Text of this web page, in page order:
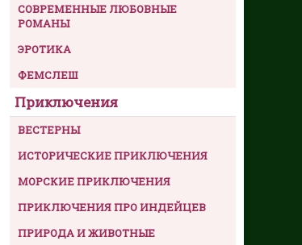
СОВРЕМЕННЫЕ ЛЮБОВНЫЕ
РОМАНЫ
ЭРОТИКА
ФЕМСЛЕШ
Приключения
ВЕСТЕРНЫ
ИСТОРИЧЕСКИЕ ПРИКЛЮЧЕНИЯ
МОРСКИЕ ПРИКЛЮЧЕНИЯ
ПРИКЛЮЧЕНИЯ ПРО ИНДЕЙЦЕВ
ПРИРОДА И ЖИВОТНЫЕ